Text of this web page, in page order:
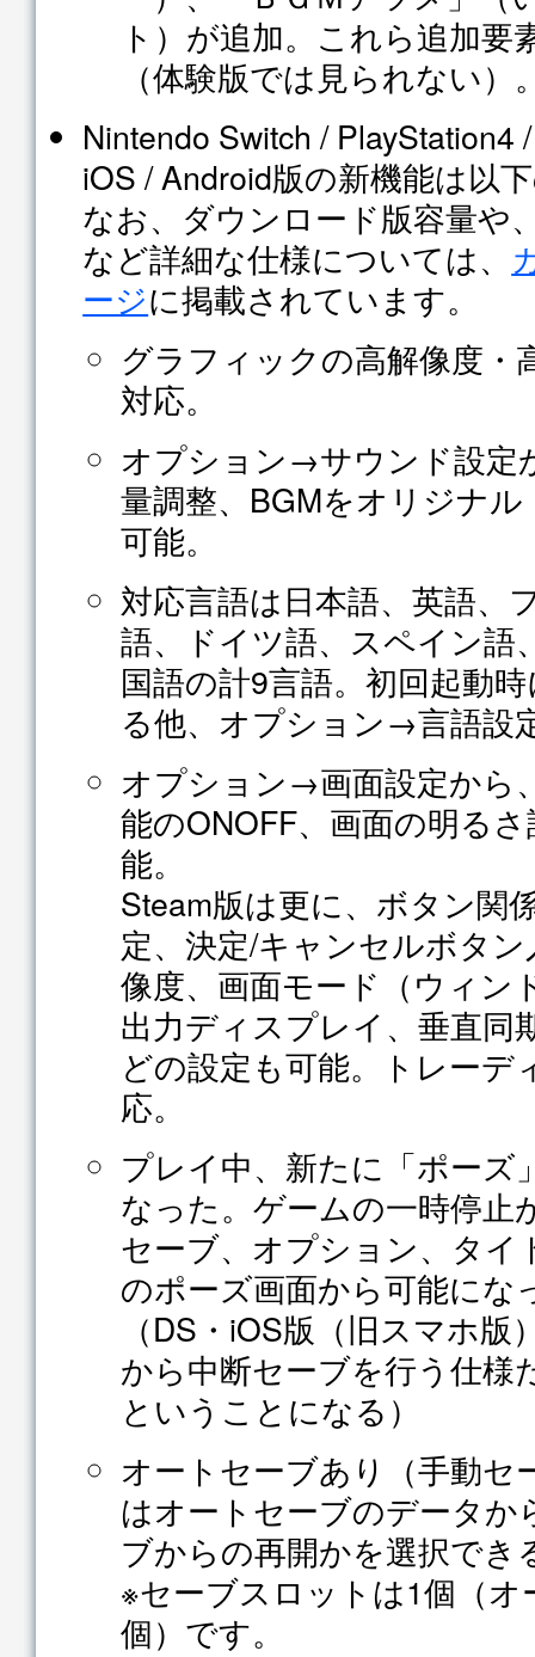
ト）が追加。これら追加
（体験版では見られない）
Nintendo Switch / PlayStation4
iOS / Android版の新機能は以
なお、ダウンロード版容量や
など詳細な仕様については、
ージに掲載されています。
グラフィックの高解像度・
対応。
オプション→サウンド設定
量調整、BGMをオリジナ
可能。
対応言語は日本語、英語、
語、ドイツ語、スペイン語
国語の計9言語。初回起動
る他、オプション→言語設
オプション→画面設定から
能のONOFF、画面の明る
能。
Steam版は更に、ボタン関
定、決定/キャンセルボタ
像度、画面モード（ウィン
出力ディスプレイ、垂直同
どの設定も可能。トレーデ
応。
プレイ中、新たに「ポーズ
なった。ゲームの一時停止
セーブ、オプション、タ
のポーズ画面から可能にな
（DS・iOS版（旧スマホ
から中断セーブを行う仕様
ということになる）
オートセーブあり（手動セ
はオートセーブのデータか
ブからの再開かを選択でき
※セーブスロットは1個（
個）です。